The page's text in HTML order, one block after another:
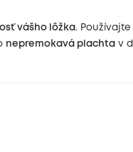
vášho lôžka.
nepremokavá plachta v